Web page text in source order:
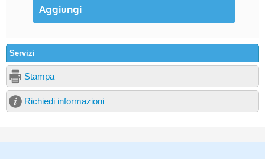
Servizi
Stampa
Richiedi informazioni